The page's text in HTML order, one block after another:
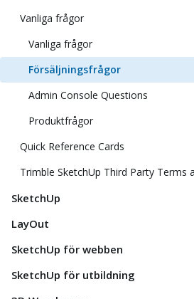
Vanliga frågor
Vanliga frågor
Försäljningsfrågor
Admin Console Questions
Produktfrågor
Quick Reference Cards
Trimble SketchUp Third Party Terms
SketchUp
LayOut
SketchUp för webben
SketchUp för utbildning